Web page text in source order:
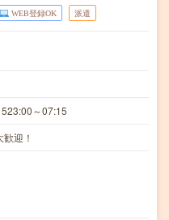
WEB登録OK 派遣
～07:15
迎！